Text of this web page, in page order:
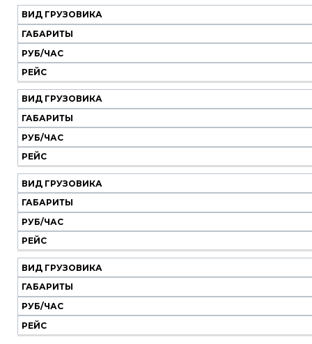
ВИД ГРУЗОВИКА
ГАБАРИТЫ
РУБ/ЧАС
РЕЙС
ВИД ГРУЗОВИКА
ГАБАРИТЫ
РУБ/ЧАС
РЕЙС
ВИД ГРУЗОВИКА
ГАБАРИТЫ
РУБ/ЧАС
РЕЙС
ВИД ГРУЗОВИКА
ГАБАРИТЫ
РУБ/ЧАС
РЕЙС